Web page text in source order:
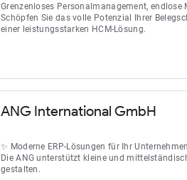
Grenzenloses Personalmanagement, endlose
Schöpfen Sie das volle Potenzial Ihrer
einer leistungsstarken HCM-Lösung.
ANG International GmbH
✨ Moderne ERP-Lösungen für Ihr Unternehmen
Die ANG unterstützt kleine und
gestalten.